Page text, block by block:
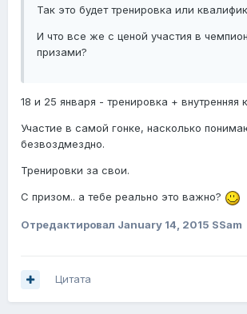
Так это будет тренировка или
И что все же с ценой участия в
призами?
18 и 25 января - тренировка + внутренняя
Участие в самой гонке, насколько
безвоздмездно.
Тренировки за свои.
С призом.. а тебе реально это важно?
Отредактировал January 14, 2015 SSam
Цитата